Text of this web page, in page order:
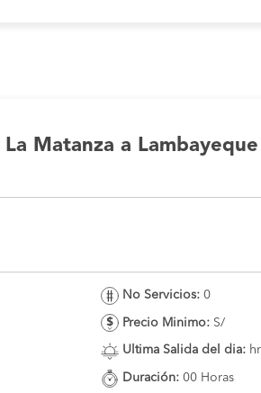
La Matanza a Lambayeque
No Servicios: 0
Precio Minimo: S/
Ultima Salida del dia:
Duración: 00 Horas